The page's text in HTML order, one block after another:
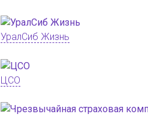
УралСиб Жизнь
ЦСО